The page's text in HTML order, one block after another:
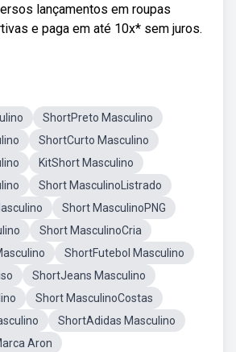
lançamentos em roupas
e paga em até 10x* sem juros.
ShortPreto Masculino
ShortCurto Masculino
KitShort Masculino
Short MasculinoListrado
Short MasculinoPNG
Short MasculinoCria
ShortFutebol Masculino
ShortJeans Masculino
Short MasculinoCostas
ShortAdidas Masculino
Aron